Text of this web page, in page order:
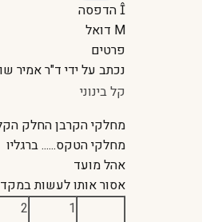
הדפסה
דואל
פרטים
נכתב על ידי ד"ר אמיר
קל בינוני
מחלקי הקרבן החלק
מחלקי הטקס...... ברגליו
אהל מועד
אסור אותו לעשות
1
2